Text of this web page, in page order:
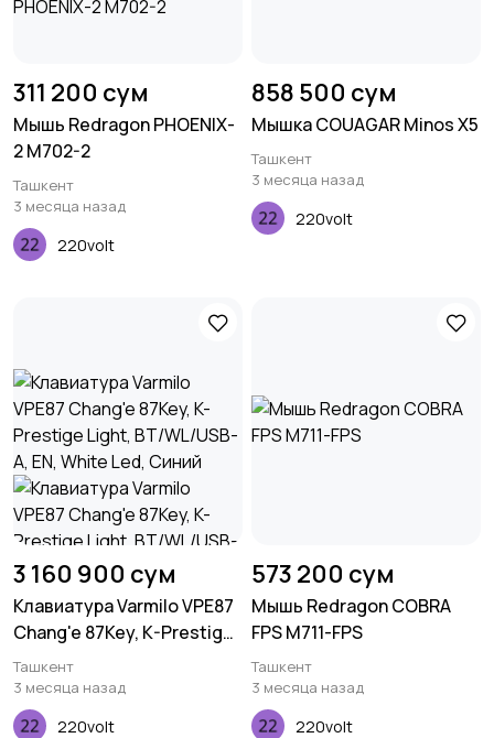
311 200 сум
Мышь Redragon PHOENIX-
2 M702-2
Ташкент
3 месяца назад
220volt
858 500 сум
Мышка COUAGAR Minos X5
Ташкент
3 месяца назад
220volt
3 160 900 сум
Клавиатура Varmilo VPE87
Chang'e 87Key, K-Prestige
Light, BT/WL/USB-A, EN,
White Led, Синий
Ташкент
3 месяца назад
220volt
573 200 сум
Мышь Redragon COBRA
FPS M711-FPS
Ташкент
3 месяца назад
220volt